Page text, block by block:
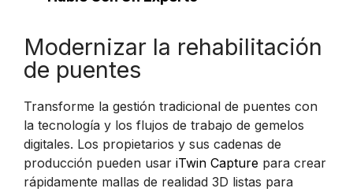
Modernizar la rehabilitación
de puentes
Transforme la gestión tradicional de puentes con
la tecnología y los flujos de trabajo de gemelos
digitales. Los propietarios y sus cadenas de
producción pueden usar iTwin Capture para crear
rápidamente mallas de realidad 3D listas para